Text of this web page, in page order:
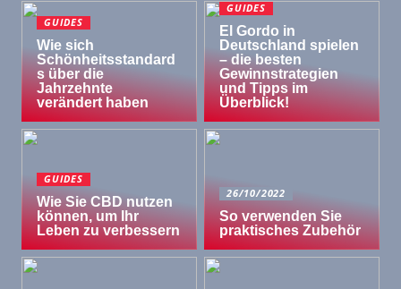
GUIDES
Wie sich
Schönheitsstandard
s über die
Jahrzehnte
verändert haben
GUIDES
El Gordo in
Deutschland spielen
– die besten
Gewinnstrategien
und Tipps im
Überblick!
GUIDES
Wie Sie CBD nutzen
können, um Ihr
Leben zu verbessern
26/10/2022
So verwenden Sie
praktisches Zubehör